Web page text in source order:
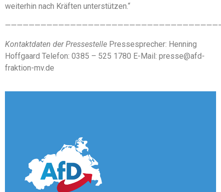
weiterhin nach Kräften unterstützen.“
Kontaktdaten der Pressestelle Pressesprecher: Henning
Hoffgaard Telefon: 0385 – 525 1780 E-Mail: presse@afd-
fraktion-mv.de